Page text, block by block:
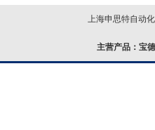
上海申思特自动
主营产品：宝